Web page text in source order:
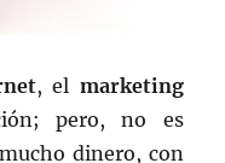
, el marketing
pero, no es
dinero, con